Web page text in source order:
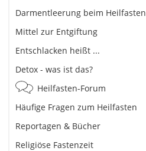
Darmentleerung beim Heilfasten
Mittel zur Entgiftung
Entschlacken heißt ...
Detox - was ist das?
Heilfasten-Forum
Häufige Fragen zum Heilfasten
Reportagen & Bücher
Religiöse Fastenzeit